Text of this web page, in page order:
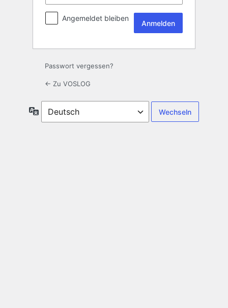
Angemeldet bleiben
Passwort vergessen?
← Zu VOSLOG
Sprache